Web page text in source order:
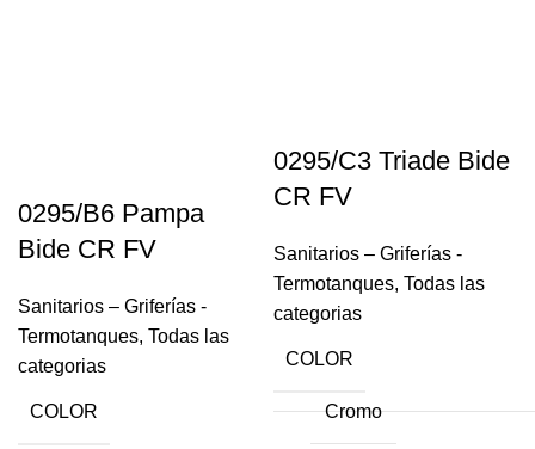
0295/B6 Pampa
Bide CR FV
Sanitarios – Griferías -
Termotanques, Todas las
categorias
COLOR Cromo
0295/C3 Triade Bide
CR FV
Sanitarios – Griferías -
Termotanques, Todas las
categorias
COLOR